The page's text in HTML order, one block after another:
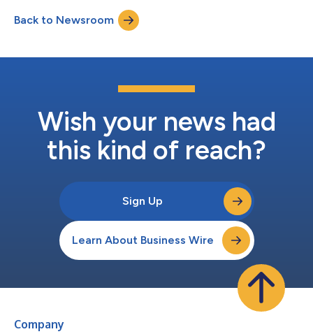
Genialis reutilizó un clasificador basado en la expresión génica
desarrollado previamente y lo aplicó a un nuevo conjunto de
datos para evaluar la fiabilidad...
Back to Newsroom
Wish your news had
this kind of reach?
Sign Up
Learn About Business Wire
Company